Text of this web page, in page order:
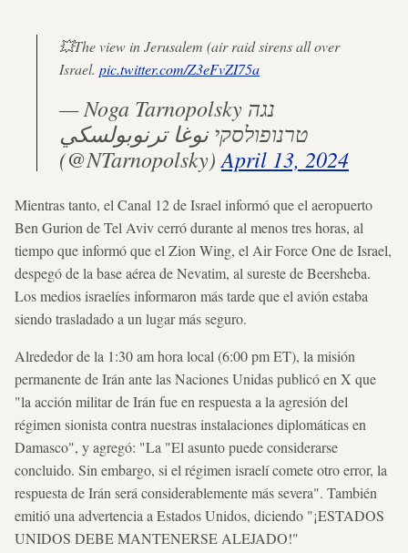
💥The view in Jerusalem (air raid sirens all over
Israel. pic.twitter.com/Z3eFvZI75a
— Noga Tarnopolsky נגה
טרנופולסקי نوغا ترنوبولسكي
(@NTarnopolsky) April 13, 2024
Mientras tanto, el Canal 12 de Israel informó que el aeropuerto
Ben Gurion de Tel Aviv cerró durante al menos tres horas, al
tiempo que informó que el Zion Wing, el Air Force One de Israel,
despegó de la base aérea de Nevatim, al sureste de Beersheba.
Los medios israelíes informaron más tarde que el avión estaba
siendo trasladado a un lugar más seguro.
Alrededor de la 1:30 am hora local (6:00 pm ET), la misión
permanente de Irán ante las Naciones Unidas publicó en X que
"la acción militar de Irán fue en respuesta a la agresión del
régimen sionista contra nuestras instalaciones diplomáticas en
Damasco", y agregó: "La "El asunto puede considerarse
concluido. Sin embargo, si el régimen israelí comete otro error, la
respuesta de Irán será considerablemente más severa". También
emitió una advertencia a Estados Unidos, diciendo "¡ESTADOS
UNIDOS DEBE MANTENERSE ALEJADO!"